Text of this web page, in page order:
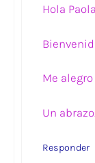
Hola
Me
Un abrazo.
Responder